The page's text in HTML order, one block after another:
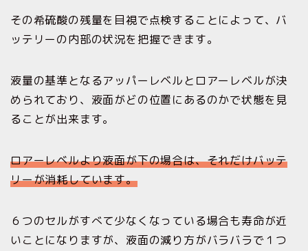
その希硫酸の残量を目視で点検することによって、バ
ッテリーの内部の状況を把握できます。
液量の基準となるアッパーレベルとロアーレベルが決
められており、液面がどの位置にあるのかで状態を見
ることが出来ます。
ロアーレベルより液面が下の場合は、それだけバッテ
リーが消耗しています。
６つのセルがすべて少なくなっている場合も寿命が近
いことになりますが、液面の減り方がバラバラで１つ